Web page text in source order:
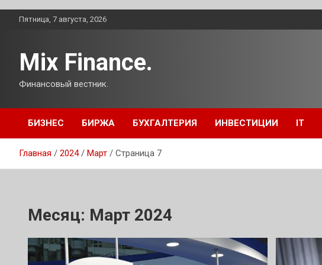
ПерейтиПятница, 7 августа, 2026
Mix Finance.
Финансовый вестник.
БИЗНЕС БИРЖА БУХГАЛТЕРИЯ ИНВЕСТИЦИИ IT
Главная 2024 Март Страница 7
Месяц: Март 2024